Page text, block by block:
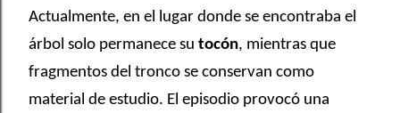
Actualmente, en el lugar donde se encontraba el
árbol solo permanece su tocón, mientras que
fragmentos del tronco se conservan como
material de estudio. El episodio provocó una